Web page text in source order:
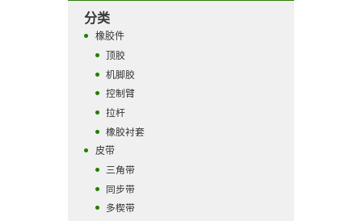
分类
橡胶件
顶胶
机脚胶
控制臂
拉杆
橡胶衬套
皮带
三角带
同步带
多楔带